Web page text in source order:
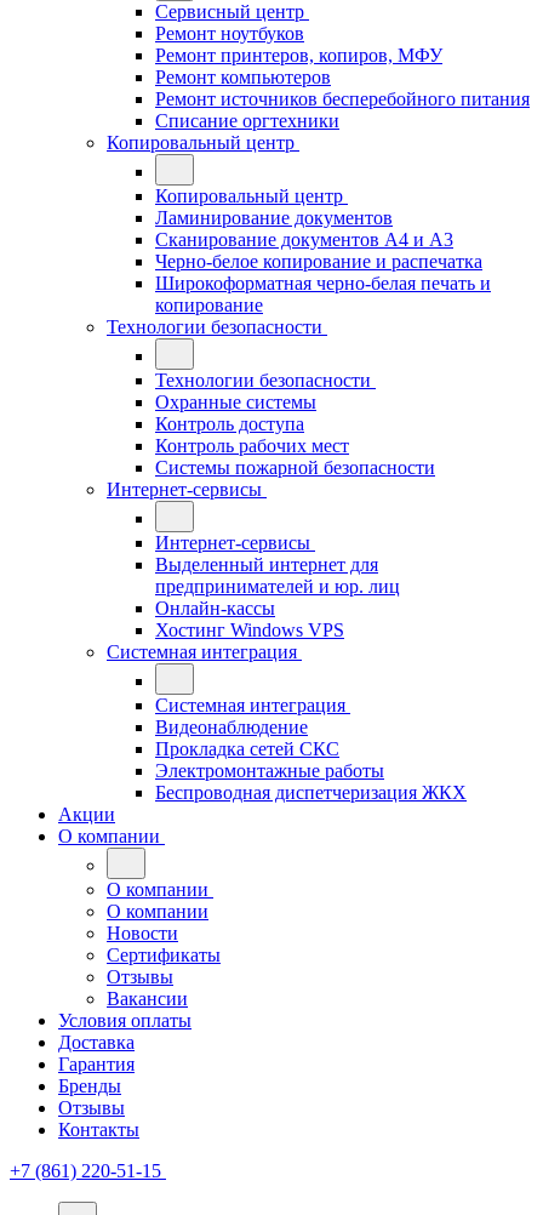
Сервисный центр
Ремонт ноутбуков
Ремонт принтеров, копиров, МФУ
Ремонт компьютеров
Ремонт источников бесперебойного питания
Списание оргтехники
Копировальный центр
Копировальный центр
Ламинирование документов
Сканирование документов А4 и А3
Черно-белое копирование и распечатка
Широкоформатная черно-белая печать и
копирование
Технологии безопасности
Технологии безопасности
Охранные системы
Контроль доступа
Контроль рабочих мест
Системы пожарной безопасности
Интернет-сервисы
Интернет-сервисы
Выделенный интернет для
предпринимателей и юр. лиц
Онлайн-кассы
Хостинг Windows VPS
Системная интеграция
Системная интеграция
Видеонаблюдение
Прокладка сетей СКС
Электромонтажные работы
Беспроводная диспетчеризация ЖКХ
Акции
О компании
О компании
О компании
Новости
Сертификаты
Отзывы
Вакансии
Условия оплаты
Доставка
Гарантия
Бренды
Отзывы
Контакты
+7 (861) 220-51-15